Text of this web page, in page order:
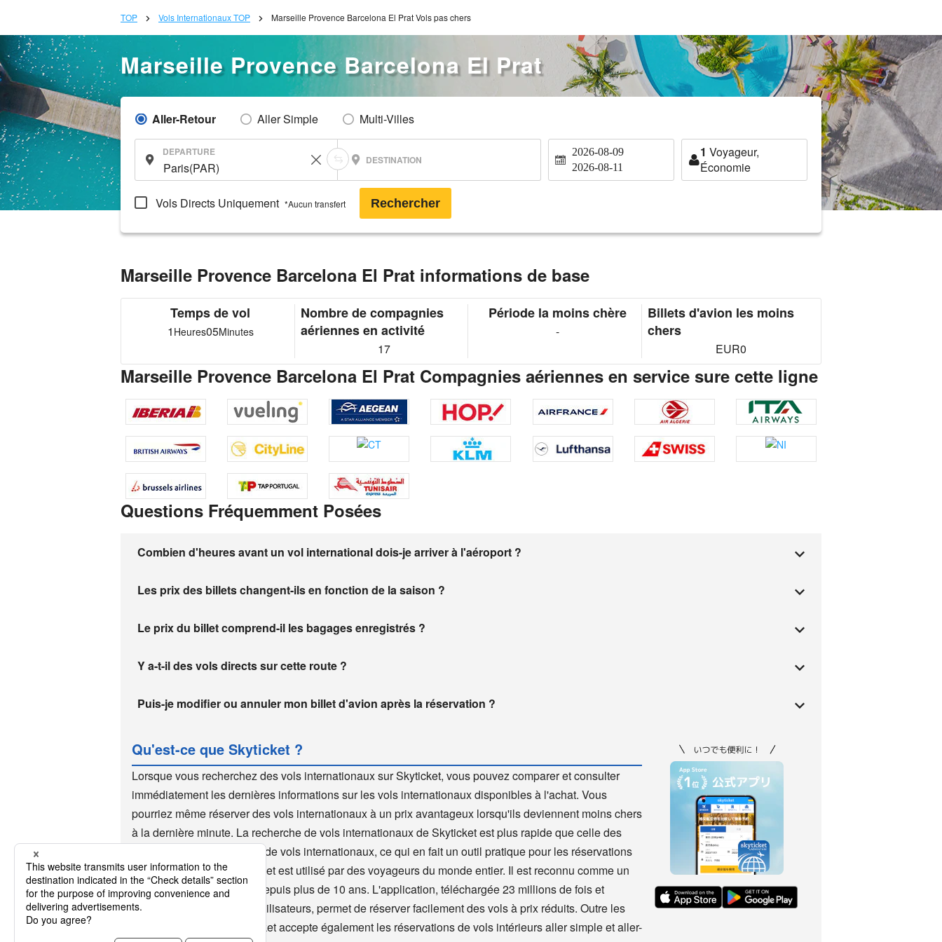
TOP Vols Internationaux TOP Marseille Provence Barcelona El Prat Vols pas chers
Marseille Provence Barcelona El Prat
Aller-Retour Aller Simple Multi-Villes
DEPARTURE
DESTINATION
2026-08-09
2026-08-11
1 Voyageur,
Économie
Vols Directs Uniquement *Aucun transfert Rechercher
Marseille Provence Barcelona El Prat informations de base
Temps de vol
1 Heures05Minutes
Nombre de compagnies
aériennes en activité
17
Période la moins chère
-
Billets d'avion les moins
chers
EUR0
Marseille Provence Barcelona El Prat Compagnies aériennes en service sure cette ligne
Questions Fréquemment Posées
Combien d'heures avant un vol international dois-je arriver à l'aéroport ?
Les prix des billets changent-ils en fonction de la saison ?
Le prix du billet comprend-il les bagages enregistrés ?
Y a-t-il des vols directs sur cette route ?
Puis-je modifier ou annuler mon billet d'avion après la réservation ?
Qu'est-ce que Skyticket ?
Lorsque vous recherchez des vols internationaux sur Skyticket, vous pouvez comparer et consulter
immédiatement les dernières informations sur les vols internationaux disponibles à l'achat. Vous
pourriez même réserver des vols internationaux à un prix avantageux lorsqu'ils deviennent moins chers
à la dernière minute. La recherche de vols internationaux de Skyticket est plus rapide que celle des
autres sites de réservation de vols internationaux, ce qui en fait un outil pratique pour les réservations
de dernière minute. Skyticket est utilisé par des voyageurs du monde entier. Il est reconnu comme un
site de vols à prix réduits depuis plus de 10 ans. L'application, téléchargée 23 millions de fois et
utilisée par de nombreux utilisateurs, permet de réserver facilement des vols à prix réduits. Outre les
vols internationaux, Skyticket accepte également les réservations de vols intérieurs aller simple et aller-